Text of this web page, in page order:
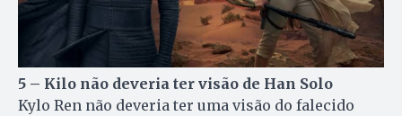
5 – Kilo não deveria ter visão de Han Solo
Kylo Ren não deveria ter uma visão do falecido